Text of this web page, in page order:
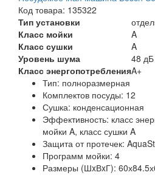
Код товара: 135322
Тип установки
Класс мойки
A
Класс сушки
A
Уровень шума
48 дБ
Класс энергопотребленияA+
Тип: полноразмерная
Комплектов посуды: 12
Сушка: конденсационная
Эффективность: класс
мойки A, класс сушки A
Защита от протечек:
Программ мойки: 4
Размеры (ШxВxГ):